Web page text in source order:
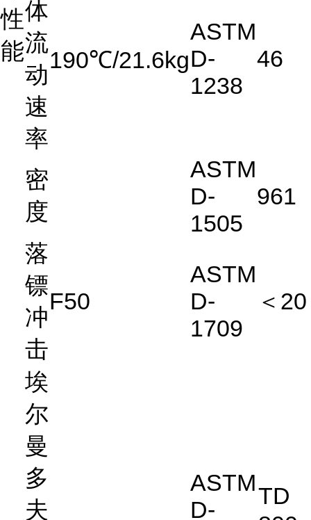
性
能
体
流
动
速
率
190℃/21.6kg
ASTM
D-
1238
46
密
度
ASTM
D-
1505
961
落
镖
冲
击
F50
ASTM
D-
1709
＜20
埃
尔
曼
多
夫
ASTM
D-
TD